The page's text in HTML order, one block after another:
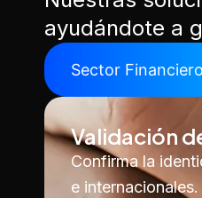
ayudándote a
Sector Financiero
Validación
Confirma la
e internacionales.